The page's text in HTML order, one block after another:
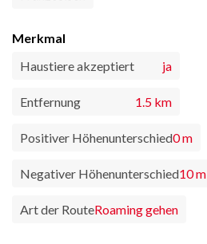
Merkmal
Haustiere akzeptiert
ja
Entfernung 1.5 km
Positiver Höhenunterschied0 m
Negativer Höhenunterschied10 m
Art der RouteRoaming gehen